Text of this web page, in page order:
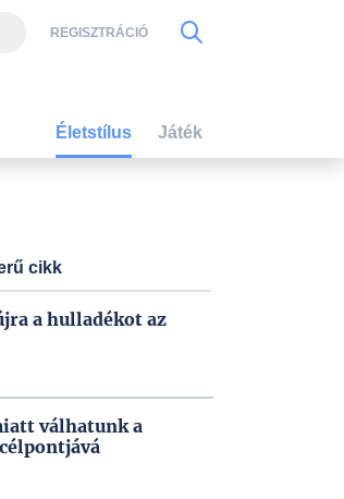
cikk
a hulladékot az
válhatunk a
REGISZTRÁCIÓ
Életstílus Játék